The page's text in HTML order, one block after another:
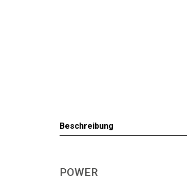
Beschreibung
POWER